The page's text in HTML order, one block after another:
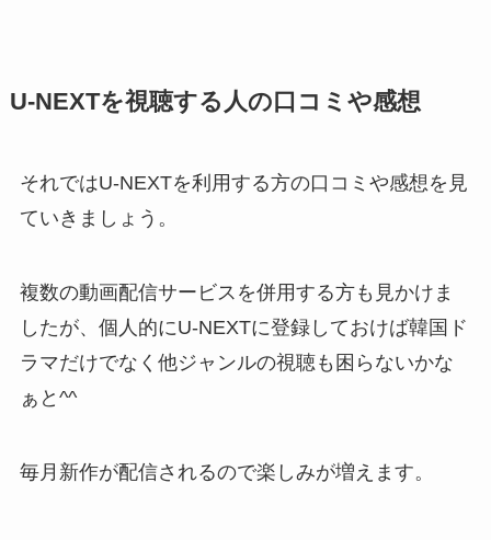
U-NEXTを視聴する人の口コミや感想
それではU-NEXTを利用する方の口コミや感想を見
ていきましょう。
複数の動画配信サービスを併用する方も見かけま
したが、個人的にU-NEXTに登録しておけば韓国ド
ラマだけでなく他ジャンルの視聴も困らないかな
ぁと^^
毎月新作が配信されるので楽しみが増えます。